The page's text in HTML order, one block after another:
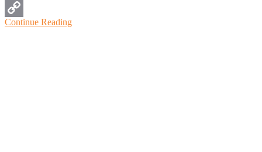
WhatsApp
Copy
Continue Reading